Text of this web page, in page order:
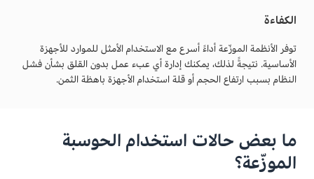
الكفاءة
توفر الأنظمة الموزّعة أداءً أسرع مع الاستخدام الأمثل للموارد للأجهزة
الأساسية. نتيجةً لذلك، يمكنك إدارة أي عبء عمل بدون القلق بشأن فشل
النظام بسبب ارتفاع الحجم أو قلة استخدام الأجهزة باهظة الثمن.
ما بعض حالات استخدام الحوسبة
الموزّعة؟